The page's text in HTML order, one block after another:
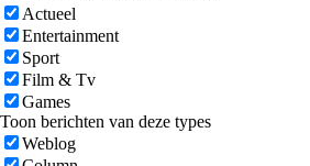
Actueel
Entertainment
Sport
Film & Tv
Games
Toon berichten van deze types
Weblog